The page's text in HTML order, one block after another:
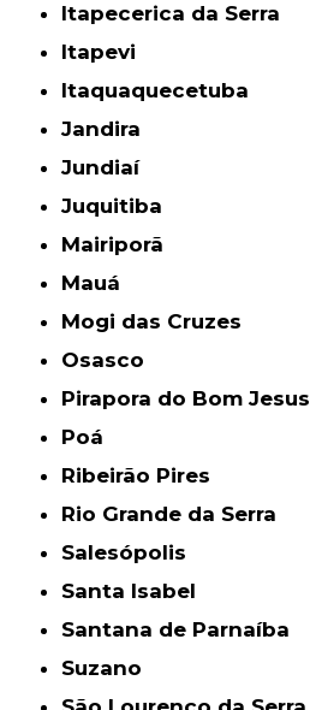
Itapecerica da Serra
Itapevi
Itaquaquecetuba
Jandira
Jundiaí
Juquitiba
Mairiporã
Mauá
Mogi das Cruzes
Osasco
Pirapora do Bom Jesus
Poá
Ribeirão Pires
Rio Grande da Serra
Salesópolis
Santa Isabel
Santana de Parnaíba
Suzano